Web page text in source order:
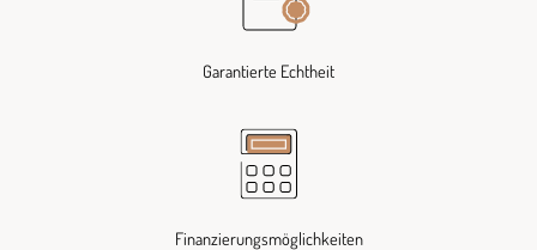
Garantierte Echtheit
Finanzierungsmöglichkeiten